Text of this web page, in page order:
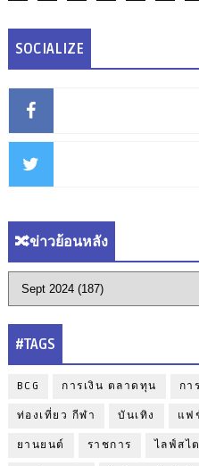
SOCIALIZE
🔀ข่าวย้อนหลัง
#TAGS
BCG การเงิน ตลาดทุน กา
ท่องเที่ยว กีฬา บันเทิง แฟ
ยานยนต์ ราชการ ไลฟ์สไ